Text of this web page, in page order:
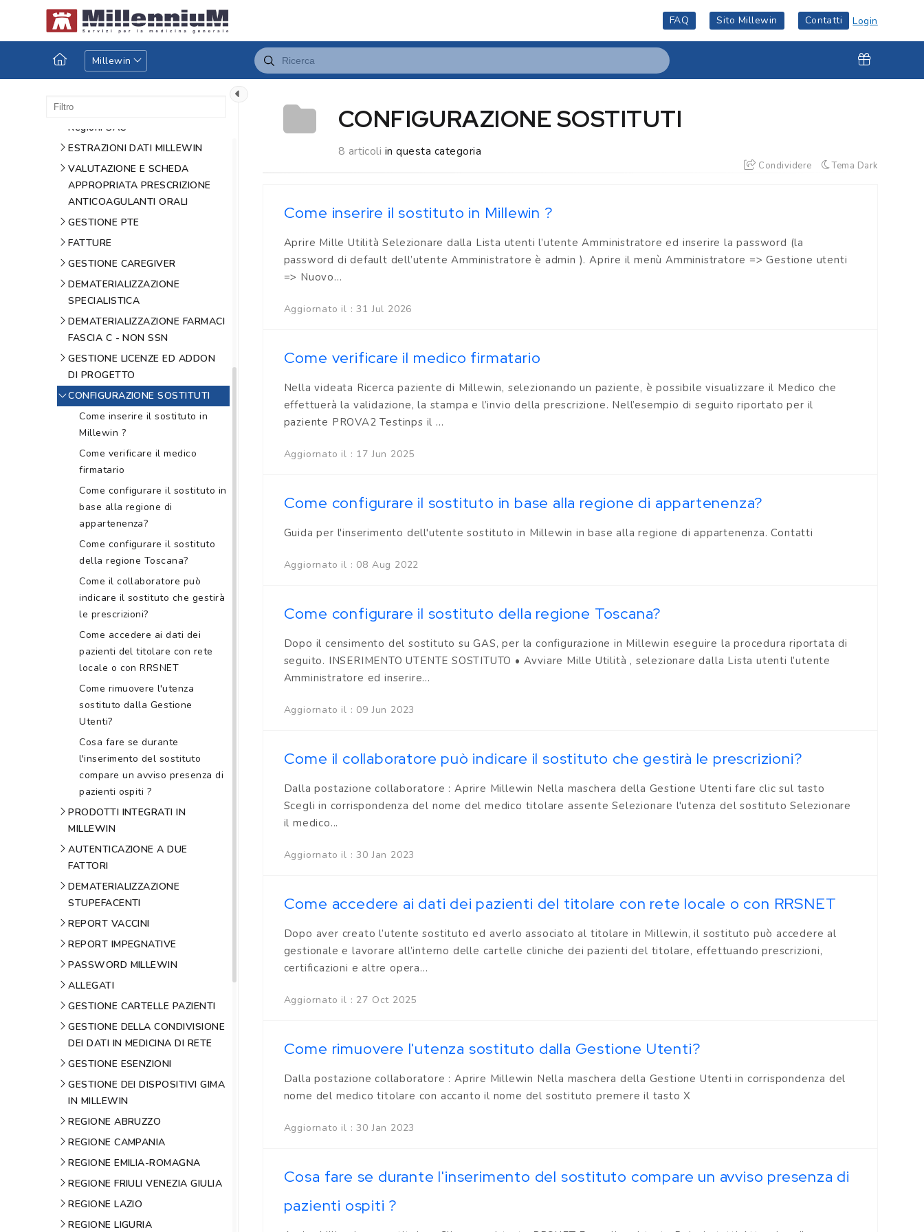
FAQ Sito Millewin Contatti Login
Millewin
FUNZIONI CARTELLA
DSS
CODIFICA DEI DATI IN CARTELLA
PAZIENTE
UTILIZZARE I SERVIZI MEF -
Regioni SAC
ESTRAZIONI DATI MILLEWIN
VALUTAZIONE E SCHEDA
APPROPRIATA PRESCRIZIONE
ANTICOAGULANTI ORALI
GESTIONE PTE
FATTURE
GESTIONE CAREGIVER
DEMATERIALIZZAZIONE
SPECIALISTICA
DEMATERIALIZZAZIONE FARMACI
FASCIA C - NON SSN
GESTIONE LICENZE ED ADDON
DI PROGETTO
CONFIGURAZIONE SOSTITUTI
Come inserire il sostituto in
Millewin ?
Come verificare il medico
firmatario
Come configurare il sostituto in
base alla regione di
appartenenza?
Come configurare il sostituto
della regione Toscana?
Come il collaboratore può
indicare il sostituto che gestirà
le prescrizioni?
Come accedere ai dati dei
pazienti del titolare con rete
locale o con RRSNET
Come rimuovere l'utenza
sostituto dalla Gestione
Utenti?
Cosa fare se durante
l'inserimento del sostituto
compare un avviso presenza di
pazienti ospiti ?
PRODOTTI INTEGRATI IN
MILLEWIN
AUTENTICAZIONE A DUE
FATTORI
DEMATERIALIZZAZIONE
STUPEFACENTI
REPORT VACCINI
REPORT IMPEGNATIVE
PASSWORD MILLEWIN
ALLEGATI
GESTIONE CARTELLE PAZIENTI
GESTIONE DELLA CONDIVISIONE
DEI DATI IN MEDICINA DI RETE
GESTIONE ESENZIONI
GESTIONE DEI DISPOSITIVI GIMA
IN MILLEWIN
REGIONE ABRUZZO
REGIONE CAMPANIA
REGIONE EMILIA-ROMAGNA
REGIONE FRIULI VENEZIA GIULIA
REGIONE LAZIO
REGIONE LIGURIA
CONFIGURAZIONE SOSTITUTI
8 articoli in questa categoria
Condividere Tema Dark
Come inserire il sostituto in Millewin ?
Aprire Mille Utilità Selezionare dalla Lista utenti l’utente Amministratore ed inserire la password (la
password di default dell’utente Amministratore è admin ). Aprire il menù Amministratore => Gestione utenti
=> Nuovo...
Aggiornato il : 31 Jul 2026
Come verificare il medico firmatario
Nella videata Ricerca paziente di Millewin, selezionando un paziente, è possibile visualizzare il Medico che
effettuerà la validazione, la stampa e l’invio della prescrizione. Nell’esempio di seguito riportato per il
paziente PROVA2 Testinps il ...
Aggiornato il : 17 Jun 2025
Come configurare il sostituto in base alla regione di appartenenza?
Guida per l'inserimento dell'utente sostituto in Millewin in base alla regione di appartenenza. Contatti
Aggiornato il : 08 Aug 2022
Come configurare il sostituto della regione Toscana?
Dopo il censimento del sostituto su GAS, per la configurazione in Millewin eseguire la procedura riportata di
seguito. INSERIMENTO UTENTE SOSTITUTO • Avviare Mille Utilità , selezionare dalla Lista utenti l’utente
Amministratore ed inserire...
Aggiornato il : 09 Jun 2023
Come il collaboratore può indicare il sostituto che gestirà le prescrizioni?
Dalla postazione collaboratore : Aprire Millewin Nella maschera della Gestione Utenti fare clic sul tasto
Scegli in corrispondenza del nome del medico titolare assente Selezionare l'utenza del sostituto Selezionare
il medico...
Aggiornato il : 30 Jan 2023
Come accedere ai dati dei pazienti del titolare con rete locale o con RRSNET
Dopo aver creato l’utente sostituto ed averlo associato al titolare in Millewin, il sostituto può accedere al
gestionale e lavorare all’interno delle cartelle cliniche dei pazienti del titolare, effettuando prescrizioni,
certificazioni e altre opera...
Aggiornato il : 27 Oct 2025
Come rimuovere l'utenza sostituto dalla Gestione Utenti?
Dalla postazione collaboratore : Aprire Millewin Nella maschera della Gestione Utenti in corrispondenza del
nome del medico titolare con accanto il nome del sostituto premere il tasto X
Aggiornato il : 30 Jan 2023
Cosa fare se durante l'inserimento del sostituto compare un avviso presenza di
pazienti ospiti ?